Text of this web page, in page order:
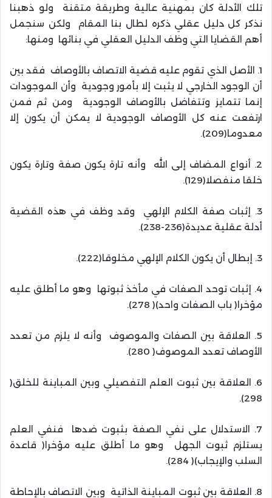
تلك الأدلة كان بمهنية عالية وطريقة متقنة ولو ذهبنا
نذكر كل دليل عقلي ذكره لطال بنا المقام ولكن سنجمل
أهم القضايا التي وظف الدليل العقلي في بنائها ومنها:
1. الأصل الذي تقوم عليه قضية الاتصاف بالأوصاف فقد بين
أن الوجود الخارجي لا يثبت إلا بأمور وجودية وأن الموجودات
إنما تتمايز وتتفاضل بالأوصاف الوجودية ومن ثم فمن
ارتفعت عنه كل الأوصاف الوجودية لا يمكن أن يكون إلا
معدوما(209).
2. أنواع المضاف إلى الله وأنه تارة يكون صفة وتارة يكون
خلقا منفصلا(129).
3. إثبات صفة الكلام الإلهي وقد وظف في هذه القضية
أدلة عقلية عديدة(236-238).
3. إبطال أن يكون الكلام الإلهي مخلوقا(222).
4. إثبات توحد الصفات في مأخذ ثبوتها وهو ما أطلق عليه
مؤخرا( باب الصفات واحد)( 278).
5. العلاقة بين الصفات والموصوف وأنه لا يلزم من تعدد
الأوصاف تعدد الموصوف( 280).
6. العلاقة بين ثبوت العلم التفصيلي وبين المباينة للخلق(
298).
7. الاستدلال على نفي الصفة بثبوت ضدها فنفي العلم
يستلزم ثبوت الجهل وهو ما أطلق عليه مؤخرا( قاعدة
السلب والإيجاب)( 284).
8. العلاقة بين ثبوت المباينة الذاتية وبين الاتصاف بالإحاطة